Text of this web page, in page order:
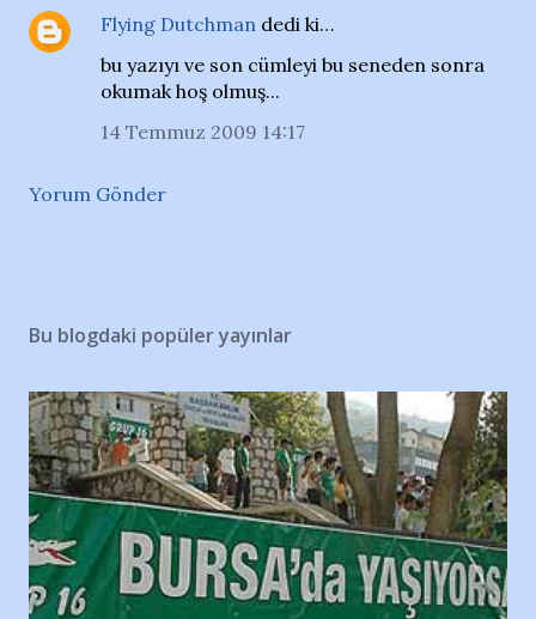
Flying Dutchman dedi ki…
bu yazıyı ve son cümleyi bu seneden sonra
okumak hoş olmuş...
14 Temmuz 2009 14:17
Yorum Gönder
Bu blogdaki popüler yayınlar